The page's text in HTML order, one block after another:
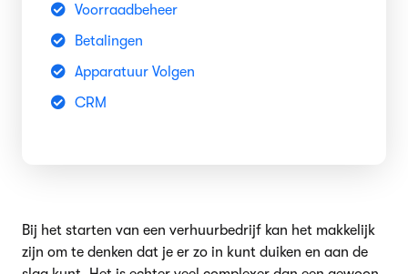
Voorraadbeheer
Betalingen
Apparatuur Volgen
CRM
Bij het starten van een verhuurbedrijf kan het makkelijk
zijn om te denken dat je er zo in kunt duiken en aan de